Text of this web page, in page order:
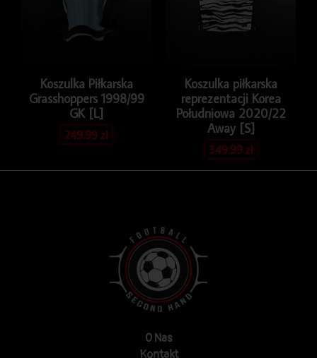
Koszulka Piłkarska
Grasshoppers 1998/99
GK [L]
249.99zł
Koszulka piłkarska
reprezentacji Korea
Południowa 2020/22
Away [S]
349.99zł
O Nas
Kontakt